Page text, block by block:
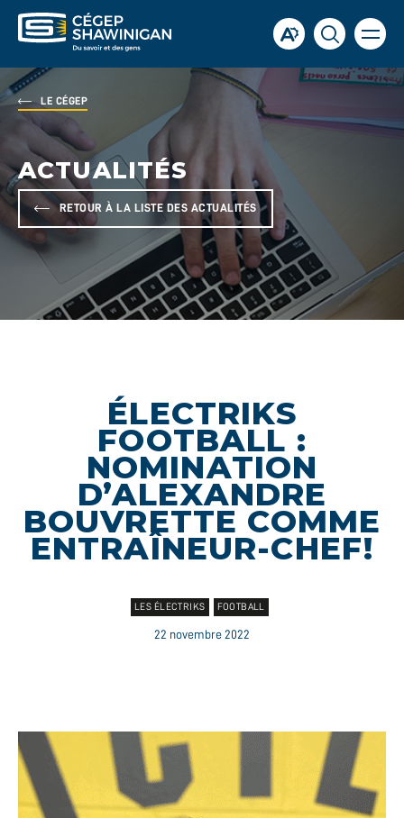
Ouvrir
la
barre
Ouvrir
la
fenêtre
Ouvrir
la
du
LE CÉGEP
ACTUALITÉS
RETOUR À LA LISTE DES ACTUALITÉS
ÉLECTRIKS
FOOTBALL :
NOMINATION
D’ALEXANDRE
BOUVRETTE COMME
ENTRAÎNEUR-CHEF!
LES ÉLECTRIKS FOOTBALL
22 novembre 2022